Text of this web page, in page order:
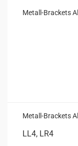
Metall-​​Bra­ckets
Metall-​​Bra­ckets
LL4, LR4